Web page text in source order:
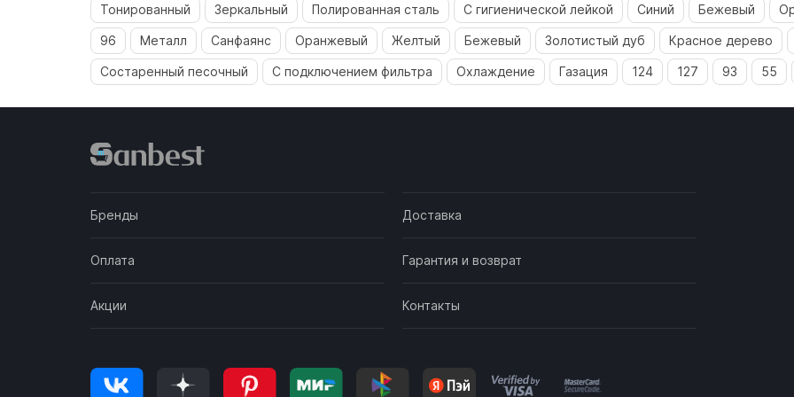
Тонированный Зеркальный Полированная сталь С гигиенической лейкой Синий Бежевый
96 Металл Санфаянс Оранжевый Желтый Бежевый Золотистый дуб Красное дерево
Состаренный песочный С подключением фильтра Охлаждение Газация 124 127 93 55
Бренды Доставка
Оплата Гарантия и возврат
Акции Контакты